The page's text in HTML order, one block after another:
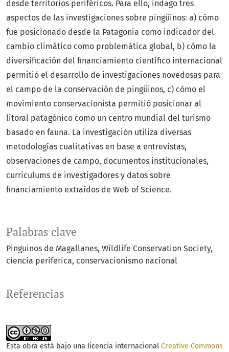
Palabras clave
Pinguinos de Magallanes Wildlife Conservation Society
ciencia periferica conservacionismo nacional
desde territorios periféricos. Para ello, indago tres
aspectos de las investigaciones sobre pingüinos: a) cómo
fue posicionado desde la Patagonia como indicador del
cambio climático como problemática global, b) cómo la
diversificación del financiamiento científico internacional
permitió el desarrollo de investigaciones novedosas para
el campo de la conservación de pingüinos, c) cómo el
movimiento conservacionista permitió posicionar al
litoral patagónico como un centro mundial del turismo
basado en fauna. La investigación utiliza diversas
metodologías cualitativas en base a entrevistas,
observaciones de campo, documentos institucionales,
curriculums de investigadores y datos sobre
financiamiento extraídos de Web of Science.
Referencias
Esta obra está bajo una licencia internacional Creative Commons